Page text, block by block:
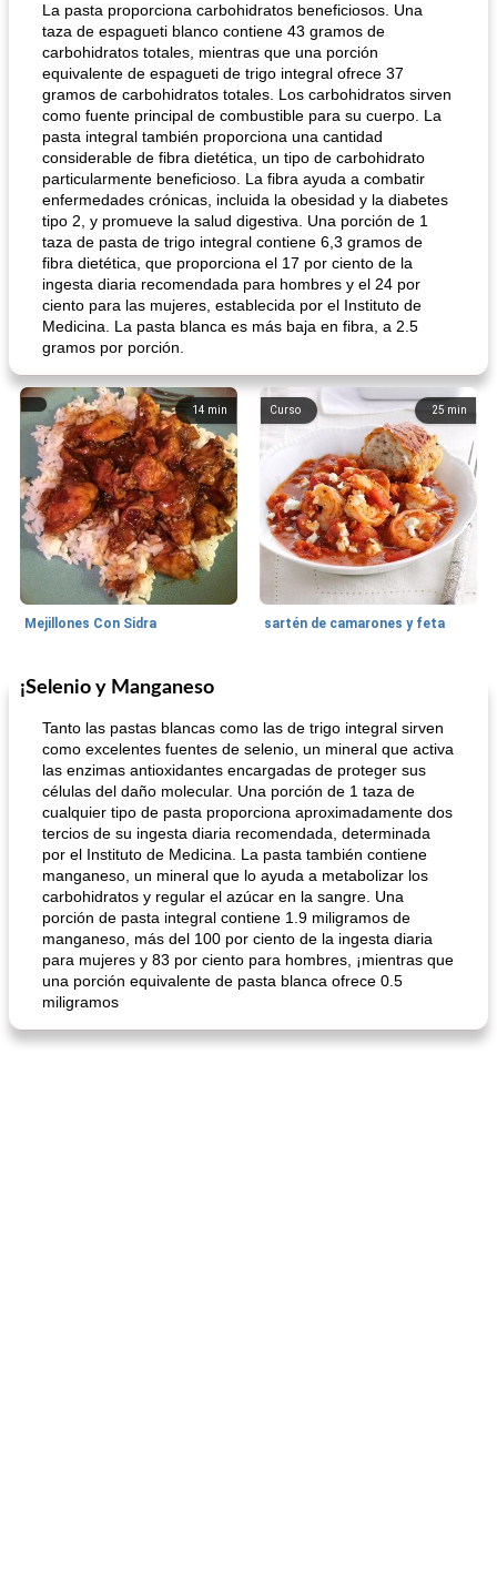
La pasta proporciona carbohidratos beneficiosos. Una
taza de espagueti blanco contiene 43 gramos de
carbohidratos totales, mientras que una porción
equivalente de espagueti de trigo integral ofrece 37
gramos de carbohidratos totales. Los carbohidratos sirven
como fuente principal de combustible para su cuerpo. La
pasta integral también proporciona una cantidad
considerable de fibra dietética, un tipo de carbohidrato
particularmente beneficioso. La fibra ayuda a combatir
enfermedades crónicas, incluida la obesidad y la diabetes
tipo 2, y promueve la salud digestiva. Una porción de 1
taza de pasta de trigo integral contiene 6,3 gramos de
fibra dietética, que proporciona el 17 por ciento de la
ingesta diaria recomendada para hombres y el 24 por
ciento para las mujeres, establecida por el Instituto de
Medicina. La pasta blanca es más baja en fibra, a 2.5
gramos por porción.
14 min
Mejillones Con Sidra
25 min
Curso
sartén de camarones y feta
80min
Sopas, Guisos Y Chili
sopa de lentejas negras del chef john
¡Selenio y Manganeso
Tanto las pastas blancas como las de trigo integral sirven
como excelentes fuentes de selenio, un mineral que activa
las enzimas antioxidantes encargadas de proteger sus
células del daño molecular. Una porción de 1 taza de
cualquier tipo de pasta proporciona aproximadamente dos
tercios de su ingesta diaria recomendada, determinada
por el Instituto de Medicina. La pasta también contiene
manganeso, un mineral que lo ayuda a metabolizar los
carbohidratos y regular el azúcar en la sangre. Una
porción de pasta integral contiene 1.9 miligramos de
manganeso, más del 100 por ciento de la ingesta diaria
para mujeres y 83 por ciento para hombres, ¡mientras que
una porción equivalente de pasta blanca ofrece 0.5
miligramos